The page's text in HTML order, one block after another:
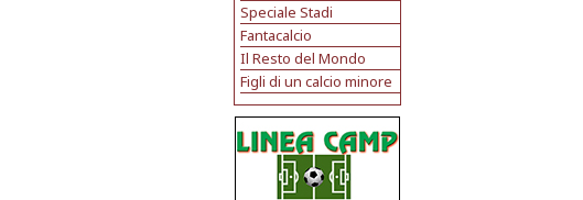
Speciale Stadi
Fantacalcio
Il Resto del Mondo
Figli di un calcio minore